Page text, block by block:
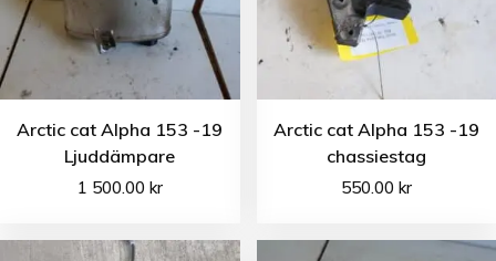
Arctic cat Alpha 153 -19
Ljuddämpare
1 500.00 kr
Arctic cat Alpha 153 -19
chassiestag
550.00 kr